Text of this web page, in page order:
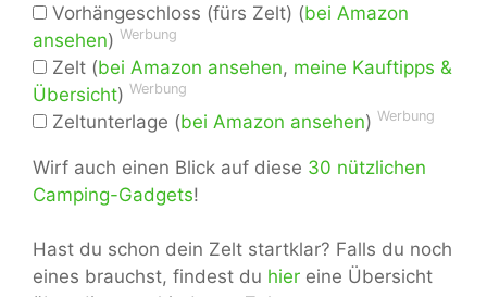
Vorhängeschloss (fürs Zelt) (bei Amazon
ansehen) Werbung
Zelt (bei Amazon ansehen, meine Kauftipps &
Übersicht) Werbung
Zeltunterlage (bei Amazon ansehen) Werbung
Wirf auch einen Blick auf diese 30 nützlichen
Camping-Gadgets!
Hast du schon dein Zelt startklar? Falls du noch
eines brauchst, findest du hier eine Übersicht